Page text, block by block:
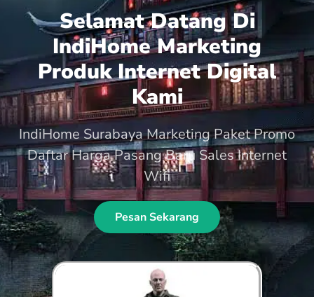
Selamat Datang Di
IndiHome Marketing
Produk Internet Digital
Kami
IndiHome Surabaya Marketing Paket Promo
Daftar Harga Pasang Baru Sales Internet
Wifi
Pesan Sekarang